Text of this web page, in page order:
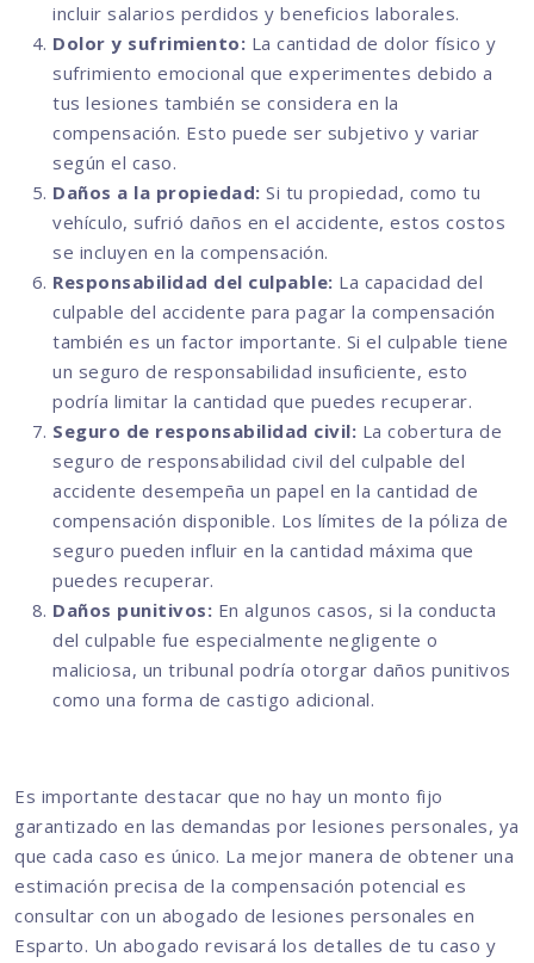
incluir salarios perdidos y beneficios laborales.
Dolor y sufrimiento: La cantidad de dolor físico y
sufrimiento emocional que experimentes debido a
tus lesiones también se considera en la
compensación. Esto puede ser subjetivo y variar
según el caso.
Daños a la propiedad: Si tu propiedad, como tu
vehículo, sufrió daños en el accidente, estos costos
se incluyen en la compensación.
Responsabilidad del culpable: La capacidad del
culpable del accidente para pagar la compensación
también es un factor importante. Si el culpable tiene
un seguro de responsabilidad insuficiente, esto
podría limitar la cantidad que puedes recuperar.
Seguro de responsabilidad civil: La cobertura de
seguro de responsabilidad civil del culpable del
accidente desempeña un papel en la cantidad de
compensación disponible. Los límites de la póliza de
seguro pueden influir en la cantidad máxima que
puedes recuperar.
Daños punitivos: En algunos casos, si la conducta
del culpable fue especialmente negligente o
maliciosa, un tribunal podría otorgar daños punitivos
como una forma de castigo adicional.
Es importante destacar que no hay un monto fijo
garantizado en las demandas por lesiones personales, ya
que cada caso es único. La mejor manera de obtener una
estimación precisa de la compensación potencial es
consultar con un abogado de lesiones personales en
Esparto. Un abogado revisará los detalles de tu caso y